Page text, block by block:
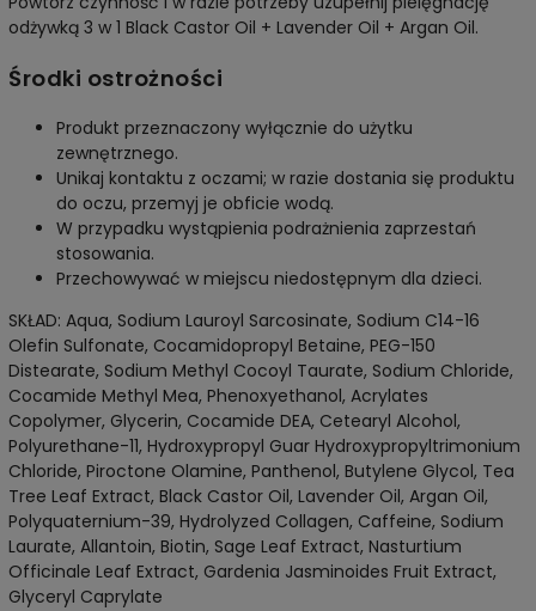
odżywką 3 w 1 Black Castor Oil + Lavender Oil + Argan Oil.
Środki ostrożności
Produkt przeznaczony wyłącznie do użytku
zewnętrznego.
Unikaj kontaktu z oczami; w razie dostania się produktu
do oczu, przemyj je obficie wodą.
W przypadku wystąpienia podrażnienia zaprzestań
stosowania.
Przechowywać w miejscu niedostępnym dla dzieci.
SKŁAD: Aqua, Sodium Lauroyl Sarcosinate, Sodium C14-16
Olefin Sulfonate, Cocamidopropyl Betaine, PEG-150
Distearate, Sodium Methyl Cocoyl Taurate, Sodium Chloride,
Cocamide Methyl Mea, Phenoxyethanol, Acrylates
Copolymer, Glycerin, Cocamide DEA, Cetearyl Alcohol,
Polyurethane-11, Hydroxypropyl Guar Hydroxypropyltrimonium
Chloride, Piroctone Olamine, Panthenol, Butylene Glycol, Tea
Tree Leaf Extract, Black Castor Oil, Lavender Oil, Argan Oil,
Polyquaternium-39, Hydrolyzed Collagen, Caffeine, Sodium
Laurate, Allantoin, Biotin, Sage Leaf Extract, Nasturtium
Officinale Leaf Extract, Gardenia Jasminoides Fruit Extract,
Glyceryl Caprylate